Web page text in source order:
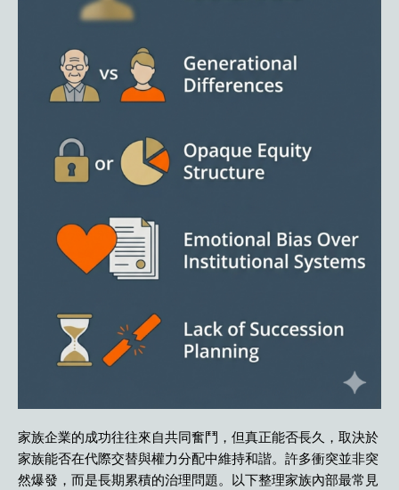
家族企業的成功往往來自共同奮鬥，但真正能否長久，取決於
家族能否在代際交替與權力分配中維持和諧。許多衝突並非突
然爆發，而是長期累積的治理問題。以下整理家族內部最常見